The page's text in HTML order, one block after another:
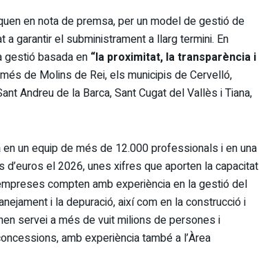
en nota de premsa, per un model de gestió de
a garantir el subministrament a llarg termini. En
gestió basada en “la proximitat, la transparència i
de Molins de Rei, els municipis de Cervelló,
Andreu de la Barca, Sant Cugat del Vallès i Tiana,
un equip de més de 12.000 professionals i en una
el 2026, unes xifres que aporten la capacitat
compten amb experiència en la gestió del
i la depuració, així com en la construcció i
servei a més de vuit milions de persones i
amb experiència també a l’Àrea